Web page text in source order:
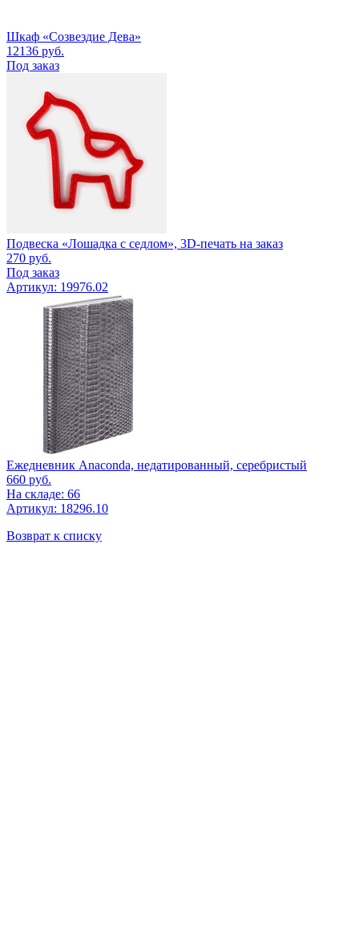
Шкаф «Созвездие Дева»
12136 руб.
Под заказ
Подвеска «Лошадка с седлом», 3D-печать на заказ
270 руб.
Под заказ
Артикул: 19976.02
Ежедневник Anaconda, недатированный, серебристый
660 руб.
На складе: 66
Артикул: 18296.10
Возврат к списку